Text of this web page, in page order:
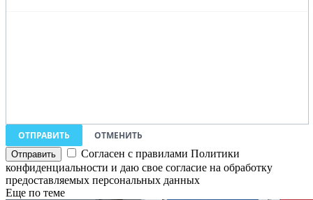
ОТПРАВИТЬ
ОТМЕНИТЬ
Согласен с правилами Политики
конфиденциальности и даю свое согласие на обработку
предоставляемых персональных данных
Еще по теме